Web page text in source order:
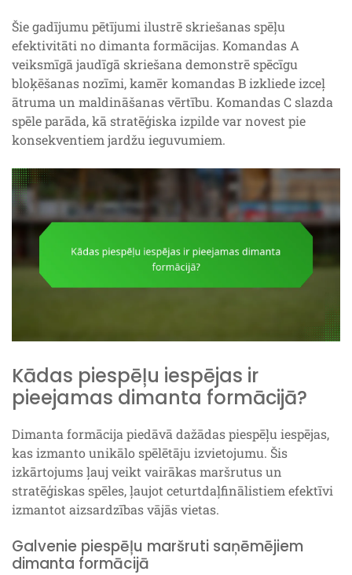
Šie gadījumu pētījumi ilustrē skriešanas spēļu
efektivitāti no dimanta formācijas. Komandas A
veiksmīgā jaudīgā skriešana demonstrē spēcīgu
bloķēšanas nozīmi, kamēr komandas B izkliede izceļ
ātruma un maldināšanas vērtību. Komandas C slazda
spēle parāda, kā stratēģiska izpilde var novest pie
konsekventiem jardžu ieguvumiem.
Kādas piespēļu iespējas ir
pieejamas dimanta formācijā?
Dimanta formācija piedāvā dažādas piespēļu iespējas,
kas izmanto unikālo spēlētāju izvietojumu. Šis
izkārtojums ļauj veikt vairākas maršrutus un
stratēģiskas spēles, ļaujot ceturtdaļfinālistiem efektīvi
izmantot aizsardzības vājās vietas.
Galvenie piespēļu maršruti saņēmējiem
dimanta formācijā